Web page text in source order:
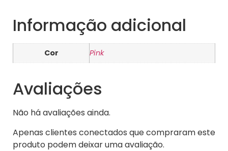
Informação adicional
Cor Pink
Avaliações
Não há avaliações ainda.
Apenas clientes conectados que compraram este
produto podem deixar uma avaliação.